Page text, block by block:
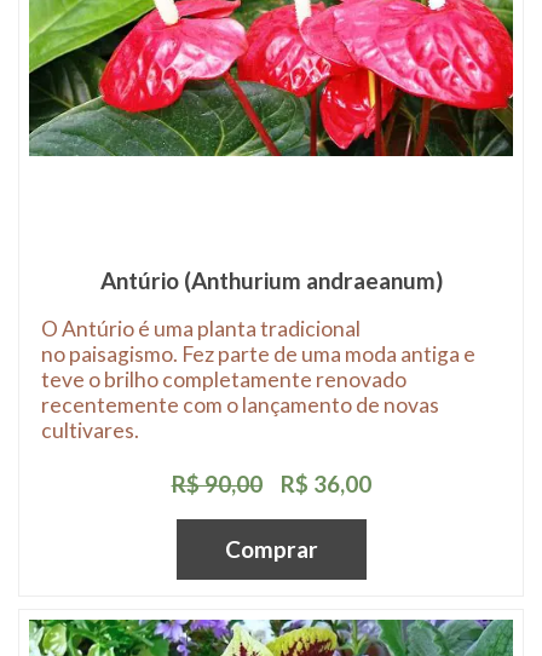
Antúrio (Anthurium andraeanum)
O Antúrio é uma planta tradicional
no paisagismo. Fez parte de uma moda antiga e
teve o brilho completamente renovado
recentemente com o lançamento de novas
cultivares.
R$ 90,00 R$ 36,00
Comprar